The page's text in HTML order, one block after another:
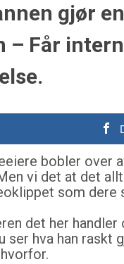
gjør
– Får
bobler over
vi det at det
som dere
det her
ser hva han